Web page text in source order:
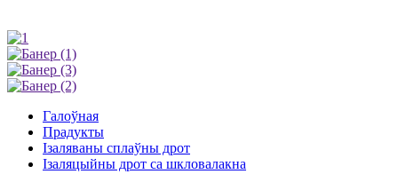
Галоўная
Прадукты
Ізаляваны сплаўны дрот
Ізаляцыйны дрот са шкловалакна